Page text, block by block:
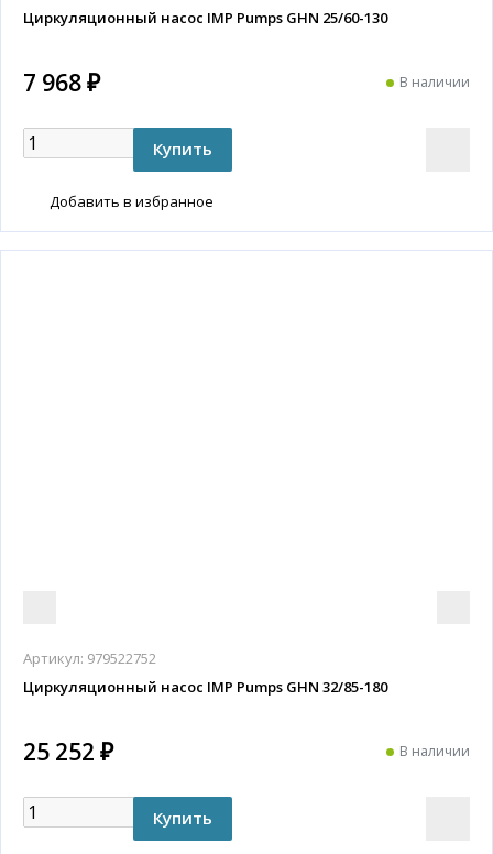
Циркуляционный насос IMP Pumps GHN 25/60-130
7 968 ₽ В наличии
Добавить в избранное
Артикул: 979522752
Циркуляционный насос IMP Pumps GHN 32/85-180
25 252 ₽ В наличии